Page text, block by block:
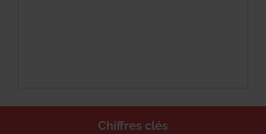
Chiffres clés